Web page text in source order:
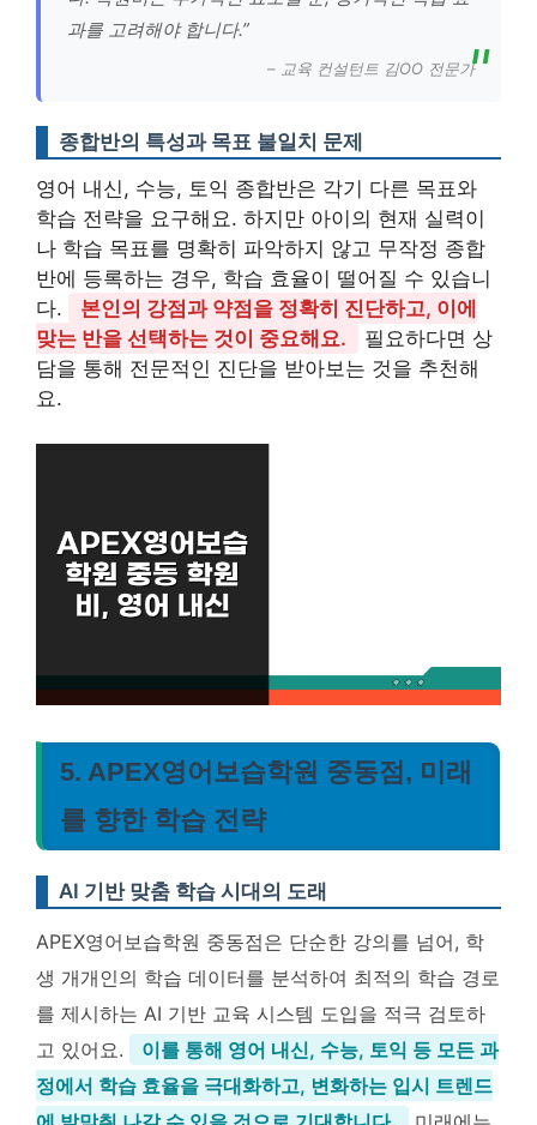
과를 고려해야 합니다.”
– 교육 컨설턴트 김OO 전문가
종합반의 특성과 목표 불일치 문제
영어 내신, 수능, 토익 종합반은 각기 다른 목표와
학습 전략을 요구해요. 하지만 아이의 현재 실력이
나 학습 목표를 명확히 파악하지 않고 무작정 종합
반에 등록하는 경우, 학습 효율이 떨어질 수 있습니
다.
본인의 강점과 약점을 정확히 진단하고, 이에
맞는 반을 선택하는 것이 중요해요.
필요하다면 상
담을 통해 전문적인 진단을 받아보는 것을 추천해
요.
5. APEX영어보습학원 중동점, 미래
를 향한 학습 전략
AI 기반 맞춤 학습 시대의 도래
APEX영어보습학원 중동점은 단순한 강의를 넘어, 학
생 개개인의 학습 데이터를 분석하여 최적의 학습 경로
를 제시하는 AI 기반 교육 시스템 도입을 적극 검토하
고 있어요.
이를 통해 영어 내신, 수능, 토익 등 모든 과
정에서 학습 효율을 극대화하고, 변화하는 입시 트렌드